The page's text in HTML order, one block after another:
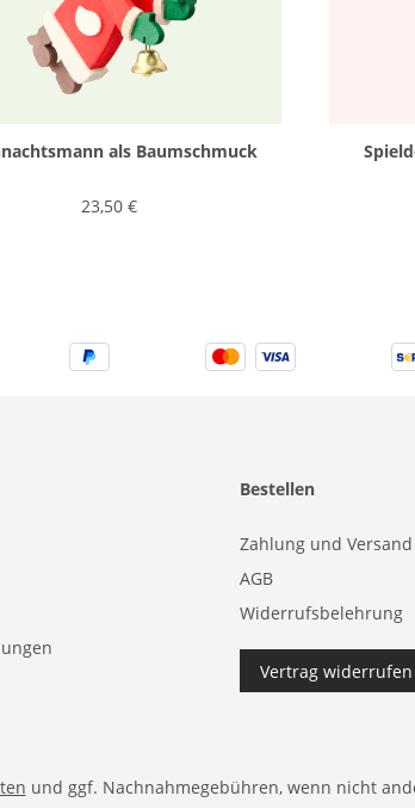
als Baumschmuck
23,50 €
Bestellen
Zahlung und Versand
AGB
Widerrufsbelehrung
Vertrag widerrufen
und ggf. Nachnahmegebühren, wenn nicht